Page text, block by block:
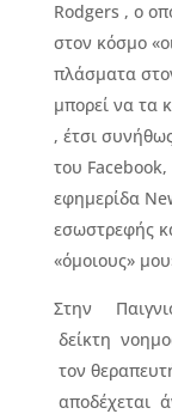
Rodgers , ο
στον κόσμο
πλάσματα
μπορεί να τα
, έτσι
του
εφημερίδα
εσωστρεφής
«όμοιους»
Στην
δείκτη
τον
αποδέχεται